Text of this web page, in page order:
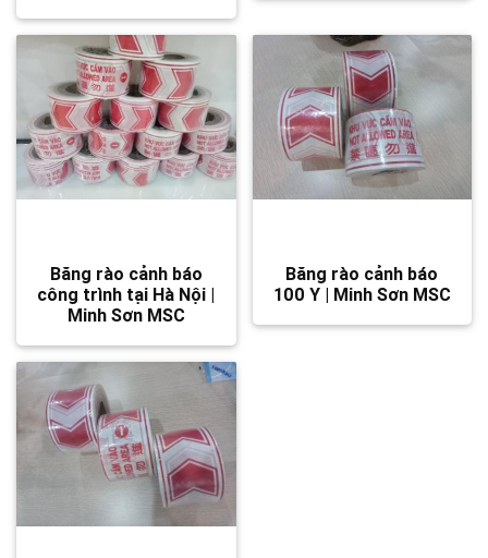
Băng rào cảnh báo
công trình tại Hà Nội |
Minh Sơn MSC
Băng rào cảnh báo
100 Y | Minh Sơn MSC